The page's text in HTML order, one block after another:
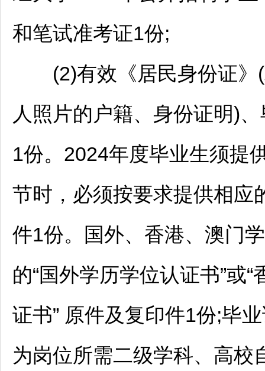
和笔试准考证1份;
(2)有效《居民身份证》(
人照片的户籍、身份证明)
1份。2024年度毕业生须提
节时，必须按要求提供相应
件1份。国外、香港、澳门
的“国外学历学位认证书”或
证书” 原件及复印件1份;毕
为岗位所需二级学科、高校